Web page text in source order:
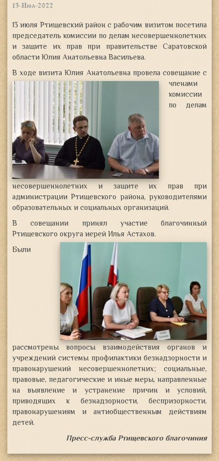
13-Июл-2022
13 июля Ртищевский район с рабочим визитом посетила
председатель комиссии по делам несовершеннолетних
и защите их прав при правительстве Саратовской
области Юлия Анатольевна Васильева.
В ходе визита Юлия Анатольевна провеласовещание с
членами
комиссии
по делам
несовершеннолетних и защите их прав при
администрации Ртищевского района, руководителями
образовательных и социальных организаций.
В совещании принял участие благочинный
Ртищевского округа иерей Илья Астахов.
Были
рассмотрены вопросы взаимодействия органов и
учреждений системы профилактики безнадзорности и
правонарушений несовершеннолетних; социальные,
правовые, педагогические и иные меры, направленные
на выявление и устранение причин и условий,
приводящих к безнадзорности, беспризорности,
правонарушениям и антиобщественным действиям
детей.
Пресс-служба Ртищевского благочиния